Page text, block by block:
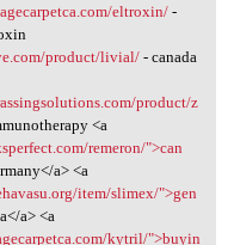
eltroxin/-
product/livial/- canada
product/z
<a
remeron/">can
a> <a
item/slimex/">gen
a> <a
kytril/">buyin